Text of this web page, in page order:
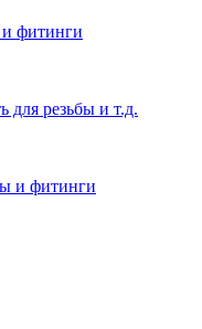
фитинги
для резьбы и т.д.
и фитинги